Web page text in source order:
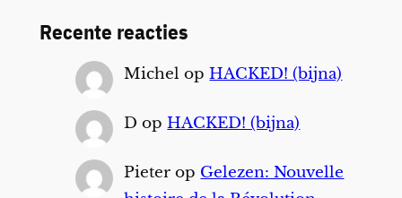
Recente reacties
Michel opHACKED! (bijna)
D opHACKED! (bijna)
Pieter op Gelezen: Nouvelle